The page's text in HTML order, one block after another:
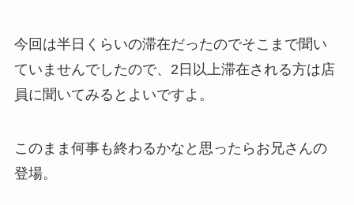
今回は半日くらいの滞在だったのでそこまで聞い
ていませんでしたので、2日以上滞在される方は店
員に聞いてみるとよいですよ。
このまま何事も終わるかなと思ったらお兄さんの
登場。